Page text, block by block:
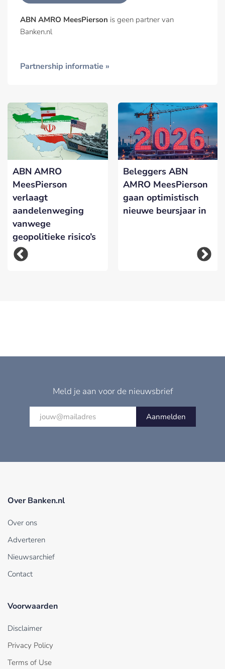
ABN AMRO MeesPierson is geen partner van
Banken.nl
Partnership informatie »
ABN AMRO
MeesPierson
verlaagt
aandelenweging
vanwege
geopolitieke risico’s
Beleggers ABN
AMRO MeesPierson
gaan optimistisch
nieuwe beursjaar in
Meld je aan voor de nieuwsbrief
Aanmelden
Over Banken.nl
Over ons
Adverteren
Nieuwsarchief
Contact
Voorwaarden
Disclaimer
Privacy Policy
Terms of Use